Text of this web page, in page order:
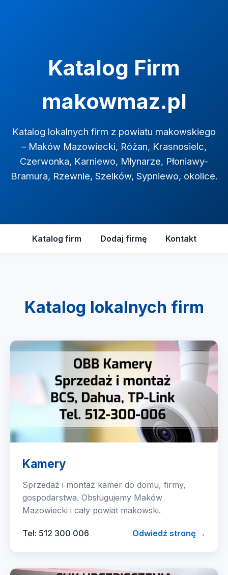
Katalog Firm
makowmaz.pl
Katalog lokalnych firm z powiatu makowskiego
– Maków Mazowiecki, Różan, Krasnosielc,
Czerwonka, Karniewo, Młynarze, Płoniawy-
Bramura, Rzewnie, Szelków, Sypniewo, okolice.
Katalog firm Dodaj firmę Kontakt
Katalog lokalnych firm
Kamery
Sprzedaż i montaż kamer do domu, firmy,
gospodarstwa. Obsługujemy Maków
Mazowiecki i cały powiat makowski.
Tel: 512 300 006 Odwiedź stronę →